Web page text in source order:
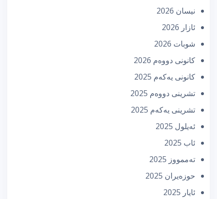
نیسان 2026
ئازار 2026
شوبات 2026
كانونی دووه‌م 2026
كانونی یه‌كه‌م 2025
تشرینی دووه‌م 2025
تشرینی یه‌كه‌م 2025
ئه‌یلول 2025
ئاب 2025
تەممووز 2025
حوزه‌یران 2025
ئایار 2025